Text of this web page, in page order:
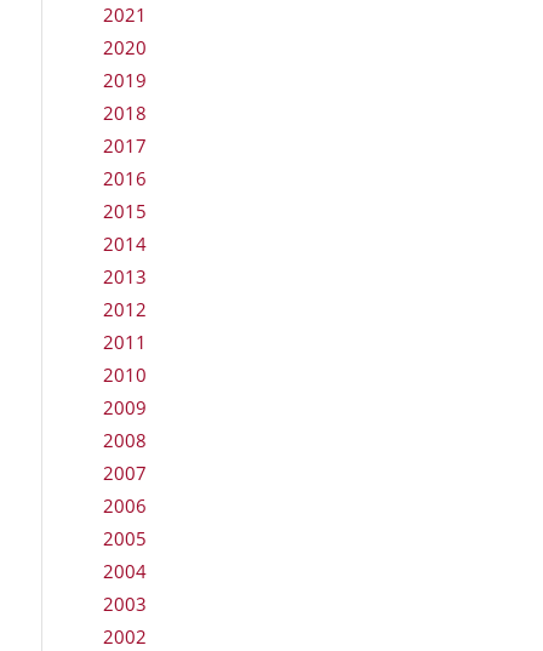
2021
2020
2019
2018
2017
2016
2015
2014
2013
2012
2011
2010
2009
2008
2007
2006
2005
2004
2003
2002